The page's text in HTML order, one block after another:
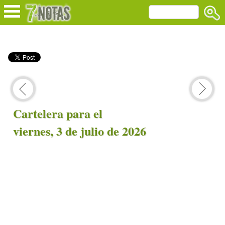
Cartelera para el
viernes, 3 de julio de 2026